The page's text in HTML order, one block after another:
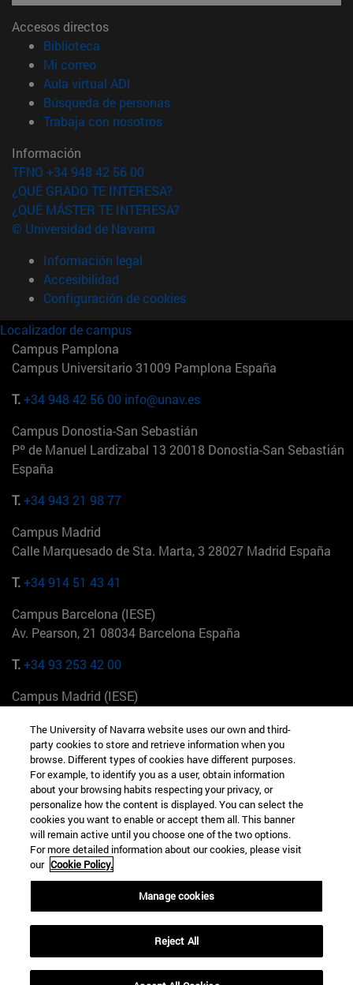
Accesos directos
Biblioteca
Mi correo(abre en nueva ventana)
Aula virtual ADI
Búsqueda de personas(abre en nueva ventana)
Trabaja con nosotros(abre en nueva ventana)
Información
TFNO +34 948 42 56 00
¿QUÉ GRADO TE INTERESA?
¿QUÉ MÁSTER TE INTERESA?
© Universidad de Navarra
Información legal
Accesibilidad
Configuración de cookies
Localizador de campus
Campus Pamplona
Campus Universitario 31009 Pamplona España
T.+34 948 42 56 00 info@unav.es
Campus Donostia-San Sebastián
Pº de Manuel Lardizabal 13 20018 Donostia-San Sebastián
España
T.+34 943 21 98 77
Campus Madrid
Calle Marquesado de Sta. Marta, 3 28027 Madrid España
T.+34 914 51 43 41
Campus Barcelona (IESE)
Av. Pearson, 21 08034 Barcelona España
T.+34 93 253 42 00
Campus Madrid (IESE)
+34 912 11 30 00
Campus Nueva York (IESE)
165 W 57th St 10019-2201 Nueva York EE.UU
+1 646 346 8850
Campus Munich (IESE)
Maria-Theresia-Straße 15 81675 Múnich Alemania
+49 89 24209790
Campus Sao Paulo (IESE)
Rua Martiniano de Carvalho, 573 01321001 Bela Vista Brasil
The University of Navarra website uses our own and third-
party cookies to store and retrieve information when you
browse. Different types of cookies have different purposes.
For example, to identify you as a user, obtain information
about your browsing habits respecting your privacy, or
personalize how the content is displayed. You can select the
cookies you want to enable or accept them all. This banner
will remain active until you choose one of the two options.
For more detailed information about our cookies, please visit
our Cookie Policy.
Manage cookies
Reject All